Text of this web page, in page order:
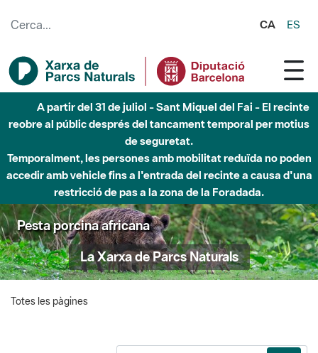
CA ES
A partir del 31 de juliol - Sant Miquel del Fai - El recinte
reobre al públic després del tancament temporal per motius
de seguretat.
Temporalment, les persones amb mobilitat reduïda no poden
accedir amb vehicle fins a l'entrada del recinte a causa d'una
restricció de pas a la zona de la Foradada.
Pesta porcina africana
La Xarxa de Parcs Naturals
Totes les pàgines